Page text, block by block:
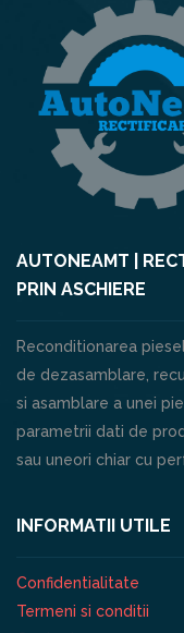
AUTONEAMT |
PRIN ASCHIERE
Reconditionarea
de dezasamblare,
si asamblare a unei
parametrii dati de
sau uneori chiar cu
INFORMATII UTILE
Confidentialitate
Termeni si conditii